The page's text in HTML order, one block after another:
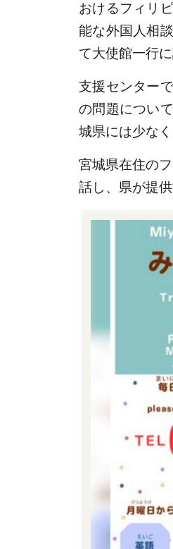
おけるフィリ
能な外国人相
て大使館一行
支援センター
の問題につい
城県には少な
宮城県在住の
話し、県が提